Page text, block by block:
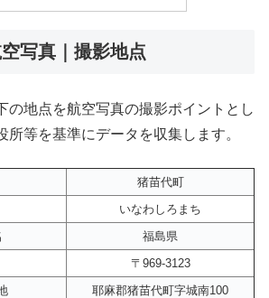
写真｜撮影地点
の地点を航空写真の撮影ポイントとし
所等を基準にデータを収集します。
猪苗代町
いなわしろまち
福島県
〒969-3123
耶麻郡猪苗代町字城南100